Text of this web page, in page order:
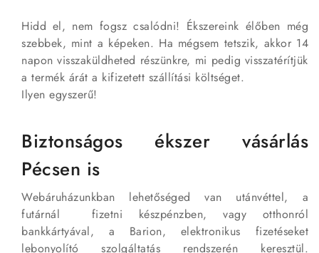
Hidd el, nem fogsz csalódni! Ékszereink élőben még
szebbek, mint a képeken. Ha mégsem tetszik, akkor 14
napon visszaküldheted részünkre, mi pedig visszatérítjük
a termék árát a kifizetett szállítási költséget.
Ilyen egyszerű!
Biztonságos ékszer vásárlás
Pécsen is
Webáruházunkban lehetőséged van utánvéttel, a
futárnál fizetni készpénzben, vagy otthonról
bankkártyával, a Barion, elektronikus fizetéseket
lebonyolító szolgáltatás rendszerén keresztül.